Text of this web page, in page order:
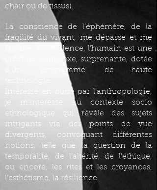
chair ou de tissus).
La conscience de l’éphémère, de la
fragilité du vivant, me dépasse et me
fascine. À l’évidence, l’humain est une
créature complexe, surprenante, dotée
d'un 'programme' de haute
Intéressé en outre par l’anthropologie,
je m’intéresse au contexte socio
ethnologique qui révèle des sujets
intrigants via des points de vue
divergents, convoquant différentes
notions, telle que la question de la
temporalité, de l’altérité, de l’éthique,
ou encore, les rites et les croyances,
l’esthétisme, la résilience.